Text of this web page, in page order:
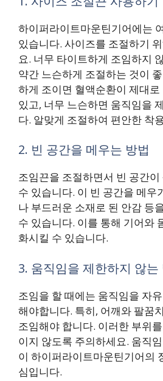
하이퍼라이트마운틴기어에는
있습니다. 사이즈를 조절하기
요. 너무 타이트하게 조임하지
약간 느슨하게 조절하는 것이
하게 조이면 혈액순환이 제대
있고, 너무 느슨하면 움직임을
다. 알맞게 조절하여 편안한 착
2. 빈 공간을 메우는 방법
조임끈을 조절하면서 빈 공간
수 있습니다. 이 빈 공간을 메우
나 부드러운 소재로 된 안감 등
수 있습니다. 이를 통해 기어와
화시킬 수 있습니다.
3. 움직임을 제한하지 않는
조임을 할 때에는 움직임을 자
해야합니다. 특히, 어깨와 팔꿈
조임해야 합니다. 이러한 부위
이지 않도록 주의하세요. 움직
이 하이퍼라이트마운틴기어의
심입니다.